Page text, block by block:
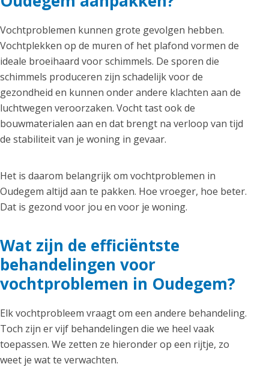
Vochtproblemen kunnen grote gevolgen hebben.
Vochtplekken op de muren of het plafond vormen de
ideale broeihaard voor schimmels. De sporen die
schimmels produceren zijn schadelijk voor de
gezondheid en kunnen onder andere klachten aan de
luchtwegen veroorzaken. Vocht tast ook de
bouwmaterialen aan en dat brengt na verloop van tijd
de stabiliteit van je woning in gevaar.
Het is daarom belangrijk om vochtproblemen in
Oudegem altijd aan te pakken. Hoe vroeger, hoe beter.
Dat is gezond voor jou en voor je woning.
Wat zijn de efficiëntste
behandelingen voor
vochtproblemen in Oudegem?
Elk vochtprobleem vraagt om een andere behandeling.
Toch zijn er vijf behandelingen die we heel vaak
toepassen. We zetten ze hieronder op een rijtje, zo
weet je wat te verwachten.